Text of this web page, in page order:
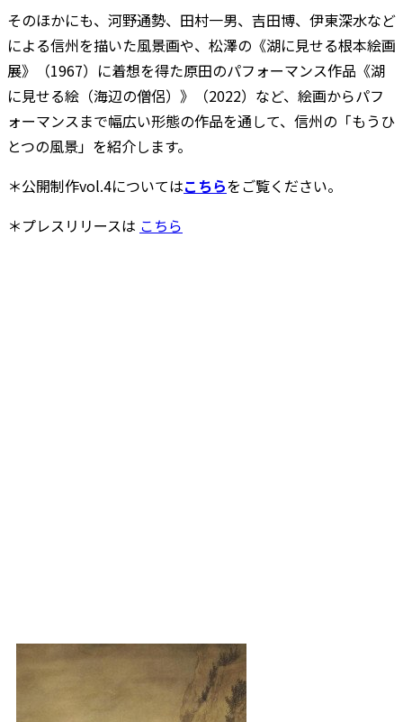
そのほかにも、河野通勢、田村一男、吉田博、伊東深水など
による信州を描いた風景画や、松澤の《湖に見せる根本絵画
展》（1967）に着想を得た原田のパフォーマンス作品《湖
に見せる絵（海辺の僧侶）》（2022）など、絵画からパフ
ォーマンスまで幅広い形態の作品を通して、信州の「もうひ
とつの風景」を紹介します。
＊公開制作vol.4についてはこちらをご覧ください。
＊プレスリリースは こちら